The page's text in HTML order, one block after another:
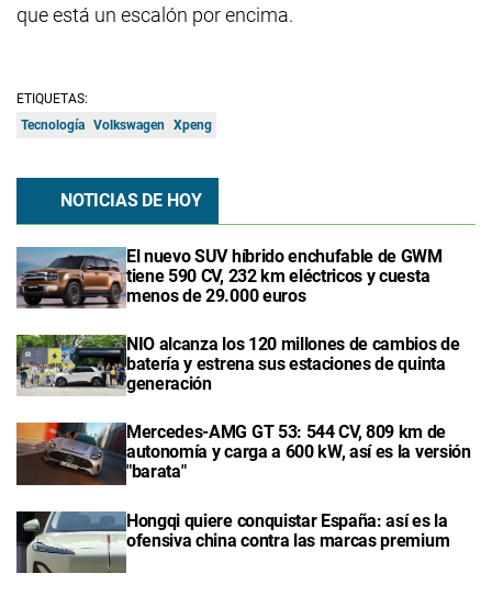
que está un escalón por encima.
ETIQUETAS:
Tecnología Volkswagen Xpeng
NOTICIAS DE HOY
El nuevo SUV híbrido enchufable de GWM
tiene 590 CV, 232 km eléctricos y cuesta
menos de 29.000 euros
NIO alcanza los 120 millones de cambios de
batería y estrena sus estaciones de quinta
generación
Mercedes-AMG GT 53: 544 CV, 809 km de
autonomía y carga a 600 kW, así es la versión
"barata"
Hongqi quiere conquistar España: así es la
ofensiva china contra las marcas premium